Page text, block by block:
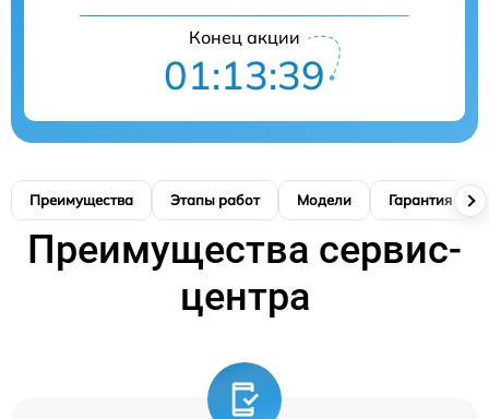
Конец акции
01:13:38
Преимущества Этапы работ Модели Гарантия
Преимущества сервис-
центра